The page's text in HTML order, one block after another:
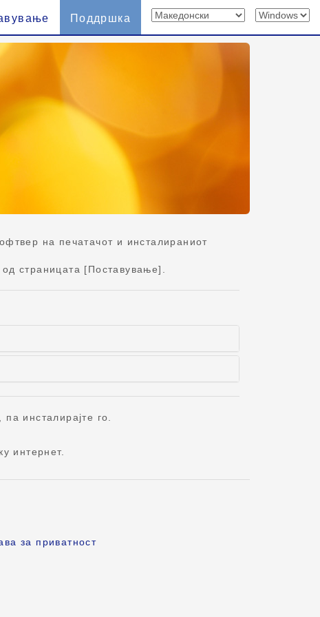
Поддршка
на печатачот и инсталираниот
страницата [Поставување].
инсталирајте го.
интернет.
за приватност